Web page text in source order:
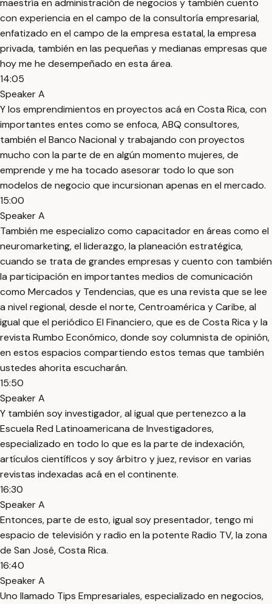
maestría en administración de negocios y también cuento
con experiencia en el campo de la consultoría empresarial,
enfatizado en el campo de la empresa estatal, la empresa
privada, también en las pequeñas y medianas empresas que
hoy me he desempeñado en esta área.
14:05
Speaker A
Y los emprendimientos en proyectos acá en Costa Rica, con
importantes entes como se enfoca, ABQ consultores,
también el Banco Nacional y trabajando con proyectos
mucho con la parte de en algún momento mujeres, de
emprende y me ha tocado asesorar todo lo que son
modelos de negocio que incursionan apenas en el mercado.
15:00
Speaker A
También me especializo como capacitador en áreas como el
neuromarketing, el liderazgo, la planeación estratégica,
cuando se trata de grandes empresas y cuento con también
la participación en importantes medios de comunicación
como Mercados y Tendencias, que es una revista que se lee
a nivel regional, desde el norte, Centroamérica y Caribe, al
igual que el periódico El Financiero, que es de Costa Rica y la
revista Rumbo Económico, donde soy columnista de opinión,
en estos espacios compartiendo estos temas que también
ustedes ahorita escucharán.
15:50
Speaker A
Y también soy investigador, al igual que pertenezco a la
Escuela Red Latinoamericana de Investigadores,
especializado en todo lo que es la parte de indexación,
artículos científicos y soy árbitro y juez, revisor en varias
revistas indexadas acá en el continente.
16:30
Speaker A
Entonces, parte de esto, igual soy presentador, tengo mi
espacio de televisión y radio en la potente Radio TV, la zona
de San José, Costa Rica.
16:40
Speaker A
Uno llamado Tips Empresariales, especializado en negocios,